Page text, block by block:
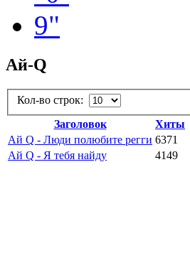
Ай-Q
Кол-во строк:
Заголовок
Хиты
Ай Q - Люди полюбите регги 6371
Ай Q - Я тебя найду
4149